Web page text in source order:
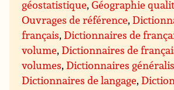
géostatistique,Géographie
Ouvrages de référence,
français,Dictionnaires de
volume,Dictionnaires de
volumes,Dictionnaires
Dictionnaires de langage,